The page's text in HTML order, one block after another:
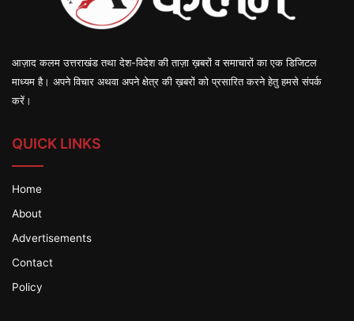
आज़ाद कलम उत्तराखंड तथा देश-विदेश की ताज़ा ख़बरों व समाचारों का एक डिजिटल
माध्यम है। अपने विचार अथवा अपने क्षेत्र की ख़बरों को प्रसारित करने हेतु हमसे संपर्क
करें।
QUICK LINKS
Home
About
Advertisements
Contact
Policy